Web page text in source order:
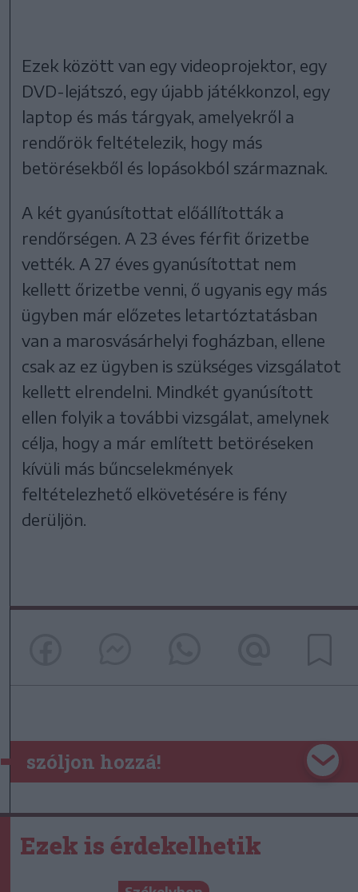
Ezek között van egy videoprojektor, egy
DVD-lejátszó, egy újabb játékkonzol, egy
laptop és más tárgyak, amelyekről a
rendőrök feltételezik, hogy más
betörésekből és lopásokból származnak.
A két gyanúsítottat előállították a
rendőrségen. A 23 éves férfit őrizetbe
vették. A 27 éves gyanúsítottat nem
kellett őrizetbe venni, ő ugyanis egy más
ügyben már előzetes letartóztatásban
van a marosvásárhelyi fogházban, ellene
csak az ez ügyben is szükséges vizsgálatot
kellett elrendelni. Mindkét gyanúsított
ellen folyik a további vizsgálat, amelynek
célja, hogy a már említett betöréseken
kívüli más bűncselekmények
feltételezhető elkövetésére is fény
derüljön.
szóljon hozzá!
Ezek is érdekelhetik